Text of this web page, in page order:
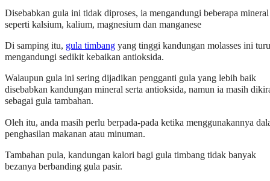
Disebabkan gula ini tidak diproses, ia mengandungi beberapa mineral
seperti kalsium, kalium, magnesium dan manganese
Di samping itu, gula timbang yang tinggi kandungan molasses ini
mengandungi sedikit kebaikan antioksida.
Walaupun gula ini sering dijadikan pengganti gula yang lebih baik
disebabkan kandungan mineral serta antioksida, namun ia masih
sebagai gula tambahan.
Oleh itu, anda masih perlu berpada-pada ketika menggunakannya
penghasilan makanan atau minuman.
Tambahan pula, kandungan kalori bagi gula timbang tidak banyak
bezanya berbanding gula pasir.